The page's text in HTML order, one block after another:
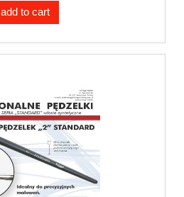
add to cart